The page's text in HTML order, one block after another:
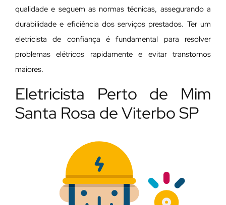
qualidade e seguem as normas técnicas, assegurando a
durabilidade e eficiência dos serviços prestados. Ter um
eletricista de confiança é fundamental para resolver
problemas elétricos rapidamente e evitar transtornos
maiores.
Eletricista Perto de Mim
Santa Rosa de Viterbo SP